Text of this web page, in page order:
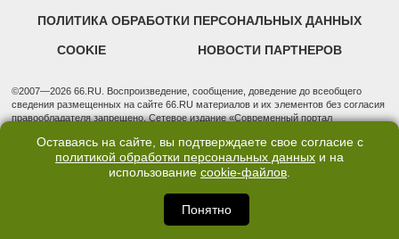
ПОЛИТИКА ОБРАБОТКИ ПЕРСОНАЛЬНЫХ ДАННЫХ
COOKIE НОВОСТИ ПАРТНЕРОВ
©2007—2026 66.RU. Воспроизведение, сообщение, доведение до всеобщего
сведения размещенных на сайте 66.RU материалов и их элементов без согласия
правообладателя запрещено. Сетевое издание «Современный портал
надзору в сфере связи, информационных технологий и массовых коммуникаций
(Роскомнадзор). Регистрационный номер ЭЛ № ФС 77 - 76634 от 02.09.2019
Учредитель: Общество с ограниченной ответственностью "66.ру". Юридический
3, оф. 7015 Фактический адрес редакции и отдела продаж: 620014, Свердловская
обл., г. Екатеринбург, ул. Бориса Ельцина, д. 3, оф. 7015, +7 (343) 288-50-66
info@news.66.ru Главный редактор: Шлыков Дмитрий Владимирович
Оставаясь на сайте, вы подтверждаете свое согласие с
политикой обработки персональных данных и на
использование cookie-файлов.
Понятно